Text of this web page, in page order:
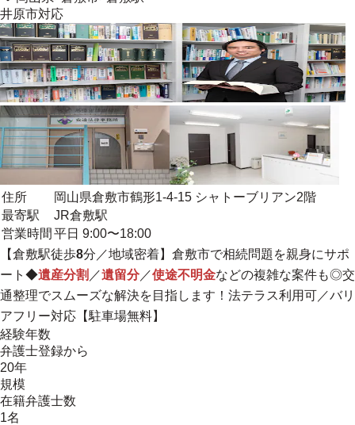
井原市対応
住所
岡山県倉敷市鶴形1-4-15 シャトーブリアン2階
最寄駅
JR倉敷駅
営業時間 平日 9:00〜18:00
【倉敷駅徒歩8分／地域密着】倉敷市で相続問題を親身にサポ
ート◆遺産分割 ／遺留分／使途不明金などの複雑な案件も◎交
通整理でスムーズな解決を目指します！法テラス利用可／バリ
アフリー対応【駐車場無料】
経験年数
弁護士登録から
20年
規模
在籍弁護士数
1名